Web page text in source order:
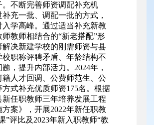
。不断完善师资调配补充机
充一批、调配一批的方式，
入学高峰。通过适当补充新教
师教师相结合的“新老搭配”形
解决新建学校的刚需师资与县
校职称评聘矛盾、年龄结构不
，提升内部活力。2024年，
籍人才回调、公费师范生、公
方式补充优质师资175名。根据
新任职教师三年培养发展工程
案》，开展2022年新任职教
”评比及2023年新入职教师“教